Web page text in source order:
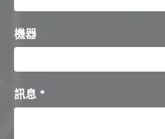
機器
訊息 *